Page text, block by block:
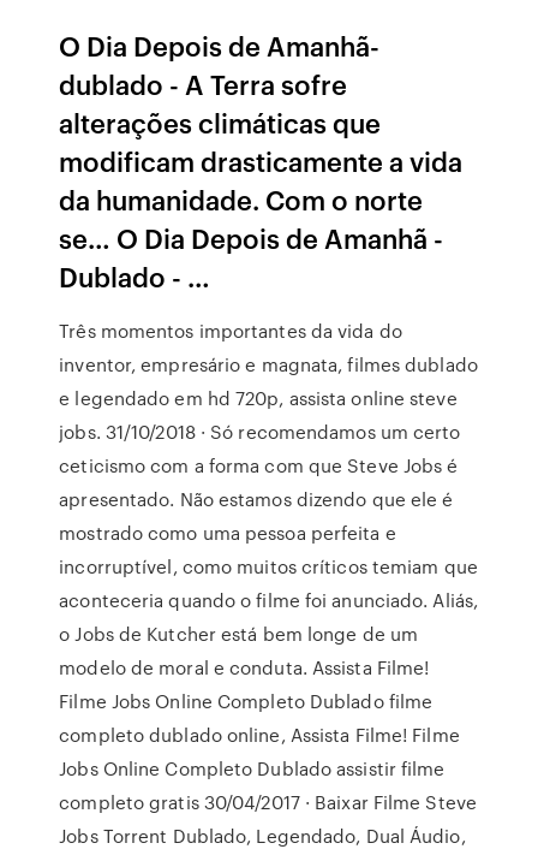
O Dia Depois de Amanhã-
dublado - A Terra sofre
alterações climáticas que
modificam drasticamente a vida
da humanidade. Com o norte
se… O Dia Depois de Amanhã -
Dublado - …
Três momentos importantes da vida do
inventor, empresário e magnata, filmes dublado
e legendado em hd 720p, assista online steve
jobs. 31/10/2018 · Só recomendamos um certo
ceticismo com a forma com que Steve Jobs é
apresentado. Não estamos dizendo que ele é
mostrado como uma pessoa perfeita e
incorruptível, como muitos críticos temiam que
aconteceria quando o filme foi anunciado. Aliás,
o Jobs de Kutcher está bem longe de um
modelo de moral e conduta. Assista Filme!
Filme Jobs Online Completo Dublado filme
completo dublado online, Assista Filme! Filme
Jobs Online Completo Dublado assistir filme
completo gratis 30/04/2017 · Baixar Filme Steve
Jobs Torrent Dublado, Legendado, Dual Áudio,